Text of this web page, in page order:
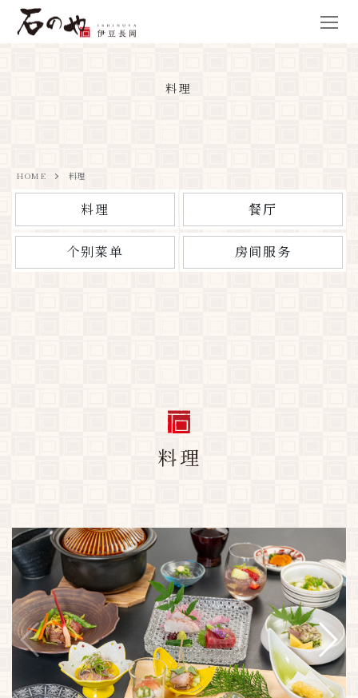
料理
HOME 料理
料理 餐厅
个别菜单 房间服务